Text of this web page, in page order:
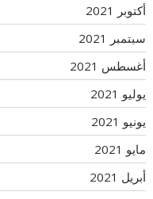
أكتوبر 2021
سبتمبر 2021
أغسطس 2021
يوليو 2021
يونيو 2021
مايو 2021
أبريل 2021